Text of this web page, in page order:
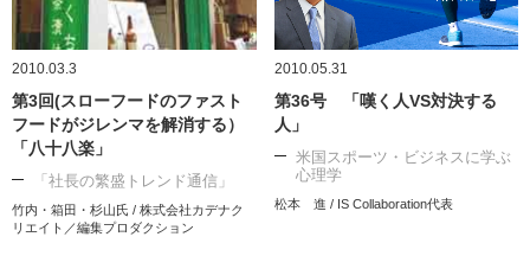
2010.03.3
第3回(スローフードのファスト
フードがジレンマを解消する）
「八十八楽」
「社長の繁盛トレンド通信」
竹内・箱田・杉山氏 / 株式会社カデナク
リエイト／編集プロダクション
2010.05.31
第36号 「嘆く人VS対決する
人」
米国スポーツ・ビジネスに学ぶ
心理学
松本 進 / IS Collaboration代表